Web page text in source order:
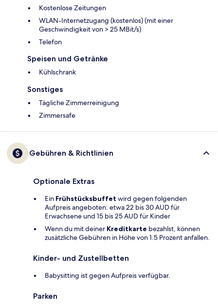
Kostenlose Zeitungen
WLAN-Internetzugang (kostenlos) (mit einer
Geschwindigkeit von > 25 MBit/s)
Telefon
Speisen und Getränke
Kühlschrank
Sonstiges
Tägliche Zimmerreinigung
Zimmersafe
Gebühren & Richtlinien
Optionale Extras
Ein Frühstücksbuffet wird gegen folgenden
Aufpreis angeboten: etwa 22 bis 30 AUD für
Erwachsene und 15 bis 25 AUD für Kinder
Wenn du mit deiner Kreditkarte bezahlst, können
zusätzliche Gebühren in Höhe von 1.5 Prozent anfallen.
Kinder- und Zustellbetten
Babysitting ist gegen Aufpreis verfügbar.
Parken